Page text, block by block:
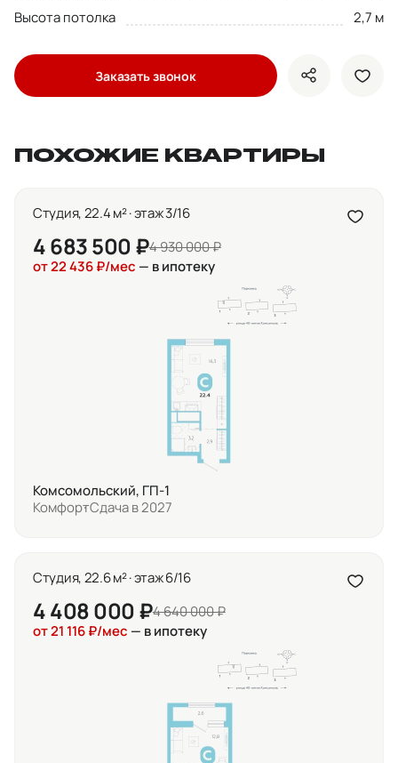
Высота потолка
2,7 м
Заказать звонок показать
ПОХОЖИЕ КВАРТИРЫ
Студия, 22.4 м² · этаж 3/16
4 683 500 ₽4 930 000 ₽
от 22 436 ₽/мес — в ипотеку
Комсомольский, ГП-1
КомфортСдача в 2027
Студия, 22.6 м² · этаж 6/16
4 408 000 ₽4 640 000 ₽
от 21 116 ₽/мес — в ипотеку